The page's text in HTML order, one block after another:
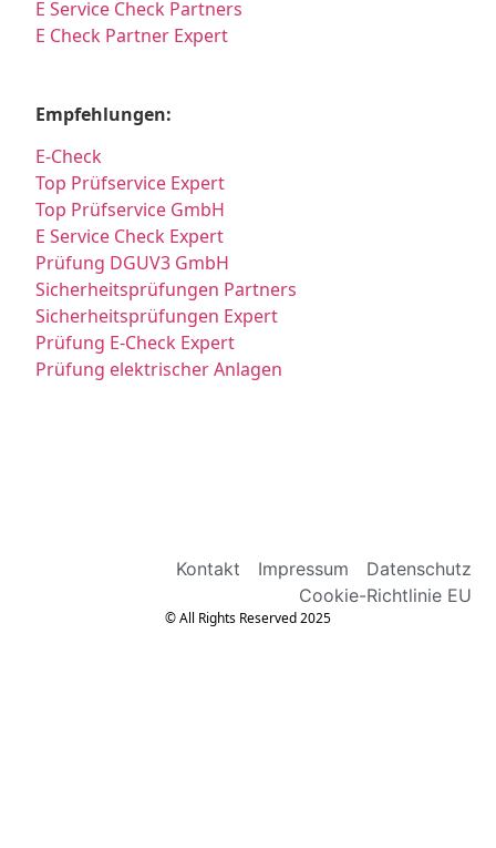
E Service Check Partners
E Check Partner Expert
Empfehlungen:
E-Check
Top Prüfservice Expert
Top Prüfservice GmbH
E Service Check Expert
Prüfung DGUV3 GmbH
Sicherheitsprüfungen Partners
Sicherheitsprüfungen Expert
Prüfung E-Check Expert
Prüfung elektrischer Anlagen
Kontakt Impressum
Datenschutz
Cookie-Richtlinie EU
© All Rights Reserved 2025